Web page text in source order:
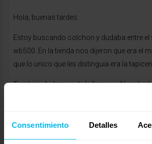
Consentimiento Detalles
Hola, buenas tardes.
Estoy buscando colchon y dudaba entre el
wb500. En la tienda nos dijeron que era el
que lo unico que les distinguia era la
Tambien dudamos de la firmeza. Al
«blandito» pero no se que es lo mas